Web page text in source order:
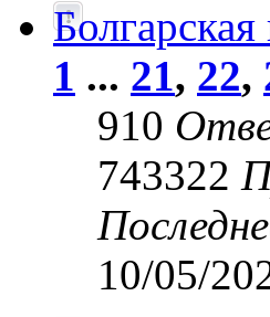
1 ... 21, 22,
910
743322
10/05/